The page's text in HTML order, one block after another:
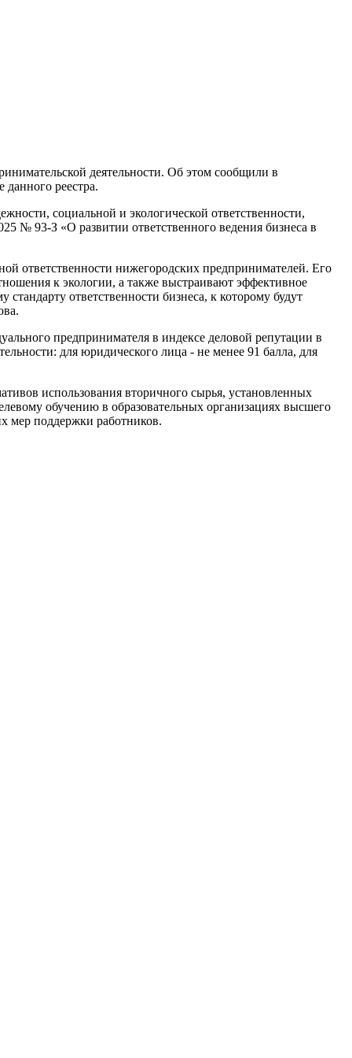
деятельности. Об этом сообщили в
реестра.
социальной и экологической ответственности,
№ 93-З «О развитии ответственного ведения бизнеса в
ответственности нижегородских предпринимателей. Его
к экологии, а также выстраивают эффективное
ответственности бизнеса, к которому будут
предпринимателя в индексе деловой репутации в
для юридического лица - не менее 91 балла, для
использования вторичного сырья, установленных
обучению в образовательных организациях высшего
мер поддержки работников.